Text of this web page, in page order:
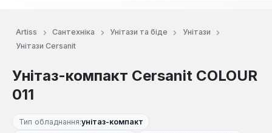
Artiss Сантехніка Унітази та біде
Унітази
Унітази Cersanit
Унітаз-компакт Cersanit COLOUR
011
Тип обладнання:унітаз-компакт